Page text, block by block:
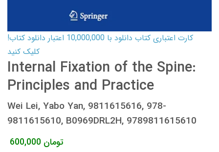
کارت اعتباری کتاب دانلود با 10,000,000 اعتبار دانلود کتاب!
کلیک کنید
Internal Fixation of the Spine:
Principles and Practice
Wei Lei, Yabo Yan, 9811615616, 978-
9811615610, B0969DRL2H, 9789811615610
600,000 تومان